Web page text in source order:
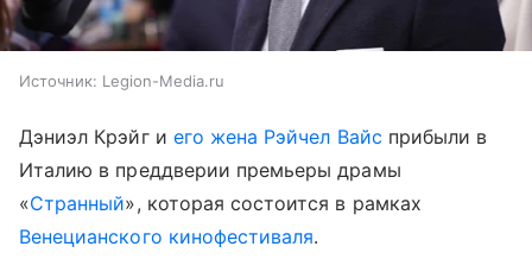
Источник: Legion-Media.ru
Дэниэл Крэйг и его жена Рэйчел Вайс прибыли в
Италию в преддверии премьеры драмы
«Странный», которая состоится в рамках
Венецианского кинофестиваля.